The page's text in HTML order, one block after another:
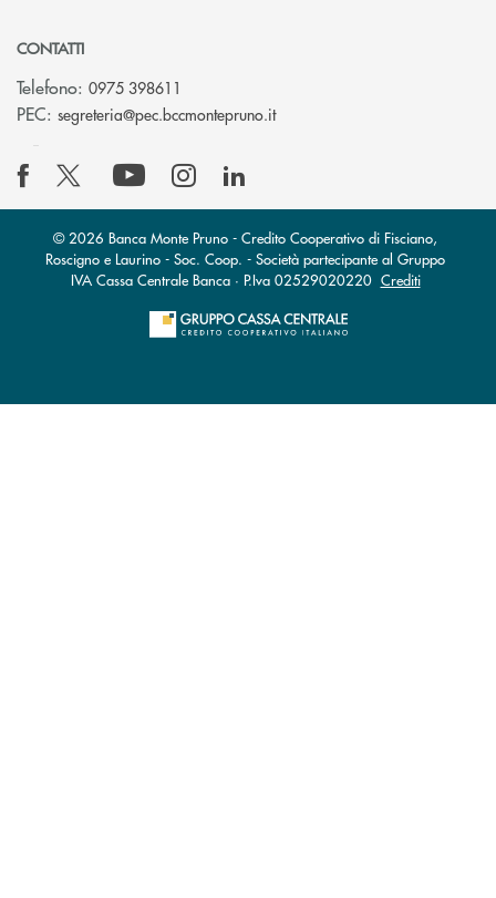
CONTATTI
Telefono: 0975 398611
PEC: segreteria@pec.bccmontepruno.it(si apre l’app di posta
© 2026 Banca Monte Pruno - Credito Cooperativo di Fisciano,
Roscigno e Laurino - Soc. Coop. - Società partecipante al Gruppo
IVA Cassa Centrale Banca · P.Iva 02529020220 Crediti